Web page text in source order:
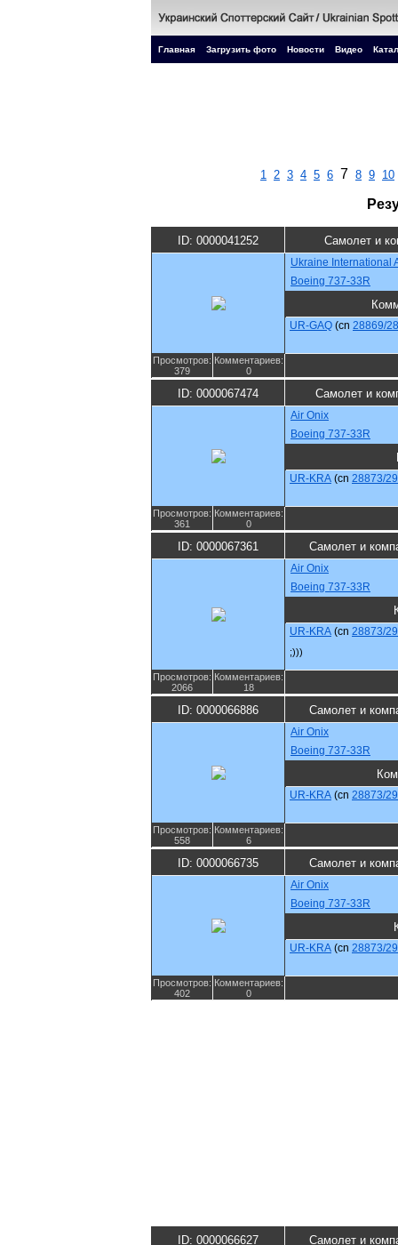
Главная Загрузить фото Новости Видео
1 2 3 4 5 6 7 8 9 10
ID: 0000041252 Самолет и
Ukraine International
Boeing 737-33R
UR-GAQ (cn 28869/
Просмотров:
379
Комментариев:
0
ID: 0000067474 Самолет и
Air Onix
Boeing 737-33R
UR-KRA (cn 28873/
Просмотров:
361
Комментариев:
0
ID: 0000067361 Самолет и
Air Onix
Boeing 737-33R
UR-KRA (cn 28873/
;)))
Просмотров:
2066
Комментариев:
18
ID: 0000066886 Самолет и
Air Onix
Boeing 737-33R
UR-KRA (cn 28873/
Просмотров:
558
Комментариев:
6
ID: 0000066735 Самолет и
Air Onix
Boeing 737-33R
UR-KRA (cn 28873/
Просмотров:
402
Комментариев:
0
ID: 0000066627 Самолет и